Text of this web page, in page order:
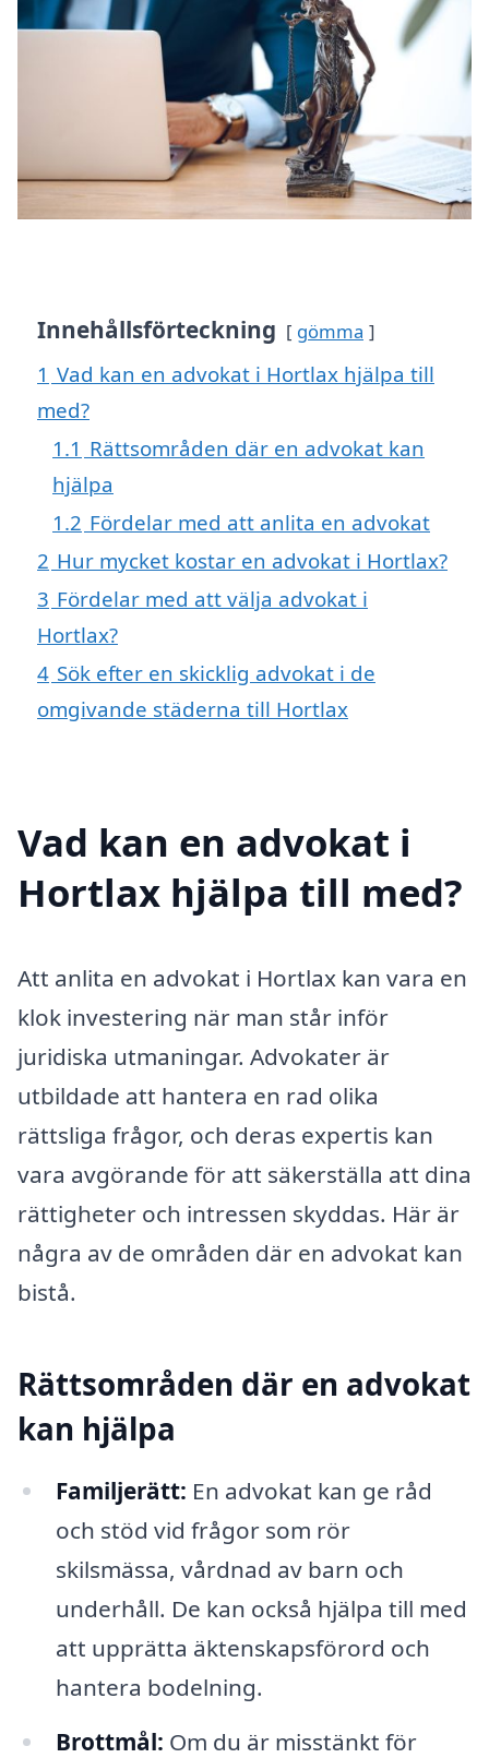
Innehållsförteckning gömma
1 Vad kan en advokat i Hortlax hjälpa till
med?
1.1 Rättsområden där en advokat kan
hjälpa
1.2 Fördelar med att anlita en advokat
2 Hur mycket kostar en advokat i Hortlax?
3 Fördelar med att välja advokat i
Hortlax?
4 Sök efter en skicklig advokat i de
omgivande städerna till Hortlax
Vad kan en advokat i
Hortlax hjälpa till med?
Att anlita en advokat i Hortlax kan vara en
klok investering när man står inför
juridiska utmaningar. Advokater är
utbildade att hantera en rad olika
rättsliga frågor, och deras expertis kan
vara avgörande för att säkerställa att dina
rättigheter och intressen skyddas. Här är
några av de områden där en advokat kan
bistå.
Rättsområden där en advokat
kan hjälpa
Familjerätt: En advokat kan ge råd
och stöd vid frågor som rör
skilsmässa, vårdnad av barn och
underhåll. De kan också hjälpa till med
att upprätta äktenskapsförord och
hantera bodelning.
Brottmål: Om du är misstänkt för